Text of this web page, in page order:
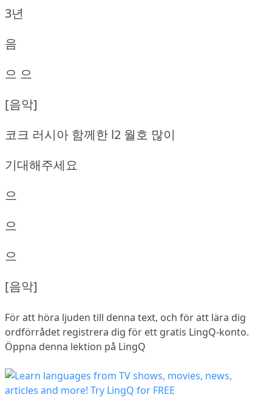
3년
음
으 으
[음악]
코크 러시아 함께한 l2 월호 많이
기대해주세요
으
으
으
[음악]
För att höra ljuden till denna text, och för att lära dig
ordförrådet registrera dig för ett gratis LingQ-konto.
Öppna denna lektion på LingQ